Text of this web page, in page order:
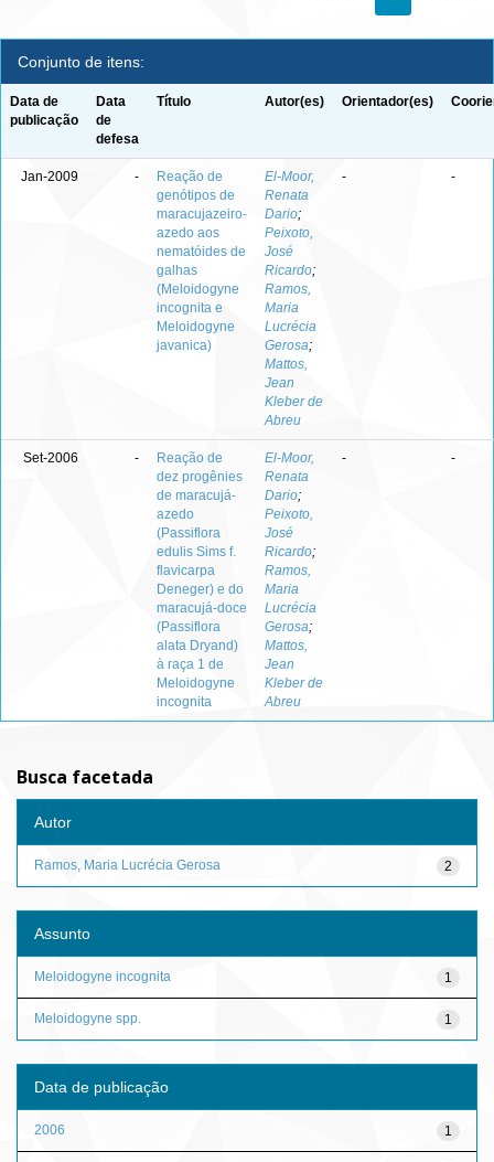
Conjunto de itens:
Data de
publicação
Data
de
defesa
Título Autor(es) Orientador(es)
Jan-2009 -
Reação de
genótipos de
maracujazeiro-
azedo aos
nematóides de
galhas
(Meloidogyne
incognita e
Meloidogyne
javanica)
El-Moor,
Renata
Dario;
Peixoto,
José
Ricardo;
Ramos,
Maria
Lucrécia
Gerosa;
Mattos,
Jean
Kleber de
Abreu
- -
Set-2006 -
Reação de
dez progênies
de maracujá-
azedo
(Passiflora
edulis Sims f.
flavicarpa
Deneger) e do
maracujá-doce
(Passiflora
alata Dryand)
à raça 1 de
Meloidogyne
incognita
El-Moor,
Renata
Dario;
Peixoto,
José
Ricardo;
Ramos,
Maria
Lucrécia
Gerosa;
Mattos,
Jean
Kleber de
Abreu
- -
Busca facetada
Autor
2
Ramos, Maria Lucrécia Gerosa
Assunto
1
Meloidogyne incognita
1
Meloidogyne spp.
Data de publicação
1
2006